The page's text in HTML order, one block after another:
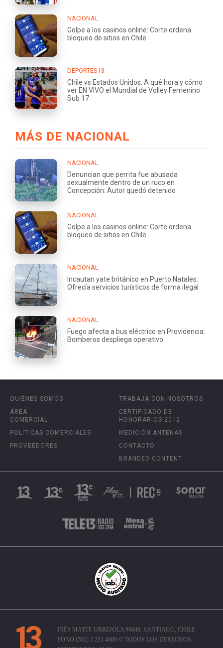
NACIONAL
Golpe a los casinos online: Corte ordena
bloqueo de sitios en Chile
DEPORTES13
Chile vs Estados Unidos: A qué hora y cómo
ver EN VIVO el Mundial de Volley Femenino
Sub 17
MÁS DE NACIONAL
NACIONAL
Denuncian que perrita fue abusada
sexualmente dentro de un ruco en
Concepción: Autor quedó detenido
NACIONAL
Golpe a los casinos online: Corte ordena
bloqueo de sitios en Chile
NACIONAL
Incautan yate británico en Puerto Natales:
Ofrecía servicios turísticos de forma ilegal
NACIONAL
Fuego afecta a bus eléctrico en Providencia:
Bomberos despliega operativo
QUIÉNES SOMOS
ÁREA
COMERCIAL
POLÍTICAS COMERCIALES
PROVEEDORES
TRABAJA CON NOSOTROS
CERTIFICADO DE
HONORARIOS 2012
MEDICIÓN ANTENAS
CONTACTO
BRANDED CONTENT
INÉS MATTE URREJOLA #0848, SANTIAGO, CHILE
FONO (562) 2 251 4000 © TODOS LOS DERECHOS